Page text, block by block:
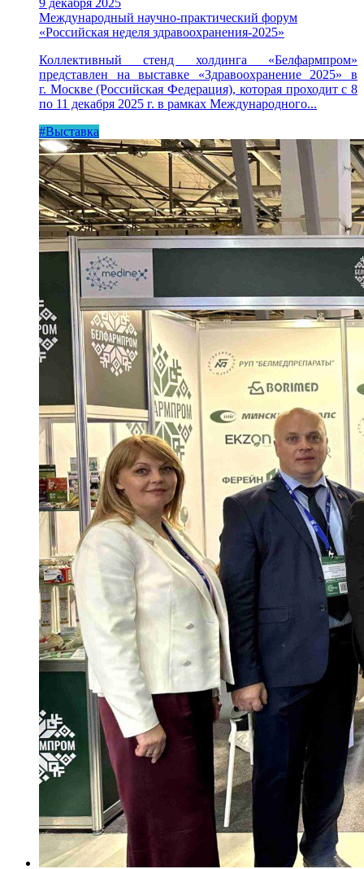
Международный научно-практический форум
«Российская неделя здравоохранения-2025»
Коллективный стенд холдинга «Белфармпром»
представлен на выставке «Здравоохранение 2025» в
г. Москве (Российская Федерация), которая проходит с 8
по 11 декабря 2025 г. в рамках Международного...
#Выставка